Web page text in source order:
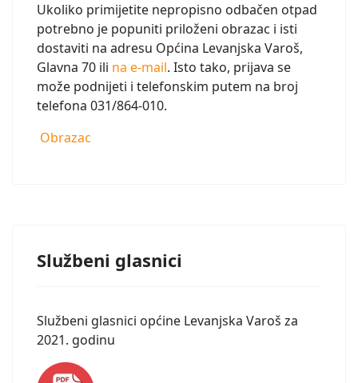
Ukoliko primijetite nepropisno odbačen otpad
potrebno je popuniti priloženi obrazac i isti
dostaviti na adresu Općina Levanjska Varoš,
Glavna 70 ili na e-mail. Isto tako, prijava se
može podnijeti i telefonskim putem na broj
telefona 031/864-010.
Obrazac
Službeni glasnici
Službeni glasnici općine Levanjska Varoš za
2021. godinu